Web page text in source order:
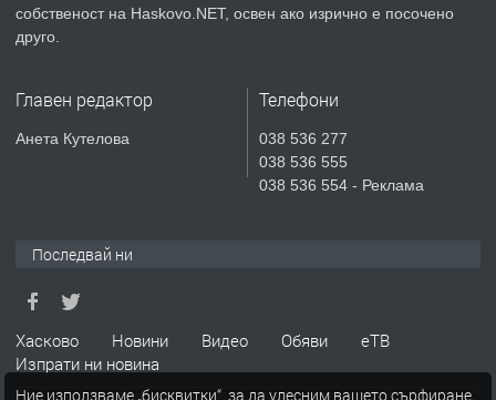
ПРЕДЛАГА
Продавам парцел в гр. Хасково кв.
СГЛОБЯВАНЕ НА МЕБЕЛИ.
апартамент под наем в кв.
Училищни, гр. Хасково.
собственост на Haskovo.NET, освен ако изрично е посочено
друго.
Главен редактор
Анета Кутелова
Телефони
038 536 277
038 536 555
038 536 554 - Реклама
Последвай ни
Хасково Новини Видео Обяви
еТВ
Изпрати ни новина
Ние използваме „бисквитки“, за да улесним вашето сърфиране.